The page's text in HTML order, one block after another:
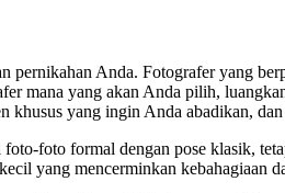
Anda. Fotografer yang
mana yang akan Anda pilih,
khusus yang ingin Anda abadikan,
foto formal dengan pose klasik,
yang mencerminkan kebahagiaan